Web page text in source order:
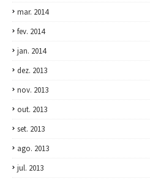
mar. 2014
fev. 2014
jan. 2014
dez. 2013
nov. 2013
out. 2013
set. 2013
ago. 2013
jul. 2013